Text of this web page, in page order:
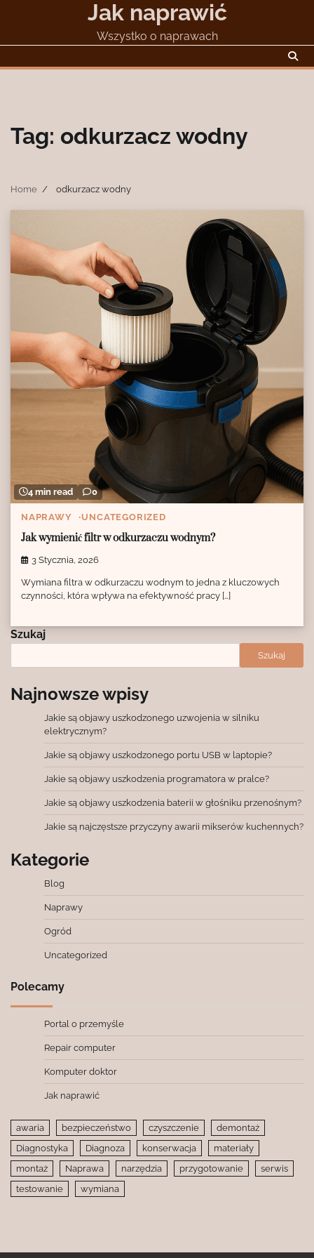
Jak naprawić
Wszystko o naprawach
Tag: odkurzacz wodny
Home odkurzacz wodny
4 min read 0
NAPRAWY UNCATEGORIZED
Jak wymienić filtr w odkurzaczu wodnym?
3 Stycznia, 2026
Wymiana filtra w odkurzaczu wodnym to jedna z kluczowych
czynności, która wpływa na efektywność pracy […]
Szukaj
Szukaj
Najnowsze wpisy
Jakie są objawy uszkodzonego uzwojenia w silniku
elektrycznym?
Jakie są objawy uszkodzonego portu USB w laptopie?
Jakie są objawy uszkodzenia programatora w pralce?
Jakie są objawy uszkodzenia baterii w głośniku przenośnym?
Jakie są najczęstsze przyczyny awarii mikserów kuchennych?
Kategorie
Blog
Naprawy
Ogród
Uncategorized
Polecamy
Portal o przemyśle
Repair computer
Komputer doktor
Jak naprawić
awaria bezpieczeństwo czyszczenie
demontaż
Diagnostyka
Diagnoza konserwacja
materiały
montaż
Naprawa narzędzia przygotowanie
serwis
testowanie
wymiana